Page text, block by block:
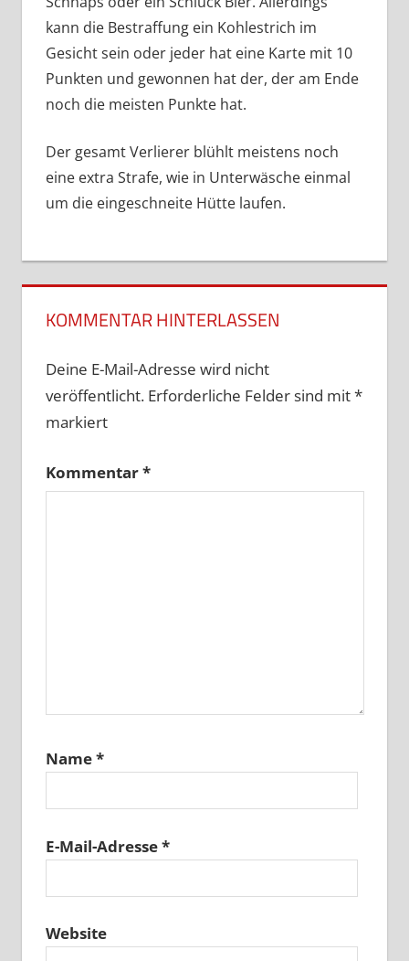
kann die Bestraffung ein Kohlestrich im
Gesicht sein oder jeder hat eine Karte mit 10
Punkten und gewonnen hat der, der am Ende
noch die meisten Punkte hat.
Der gesamt Verlierer blühlt meistens noch
eine extra Strafe, wie in Unterwäsche einmal
um die eingeschneite Hütte laufen.
KOMMENTAR HINTERLASSEN
Deine E-Mail-Adresse wird nicht
veröffentlicht. Erforderliche Felder sind mit*
markiert
Kommentar*
Name*
E-Mail-Adresse*
Website